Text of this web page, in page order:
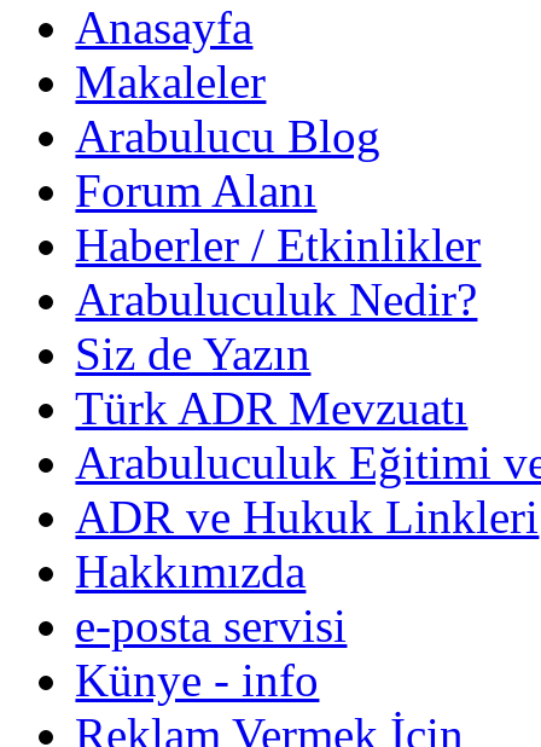
Anasayfa
Makaleler
Arabulucu Blog
Forum Alanı
Haberler / Etkinlikler
Arabuluculuk Nedir?
Siz de Yazın
Türk ADR Mevzuatı
Arabuluculuk Eğitimi
ADR ve Hukuk Linkleri
Hakkımızda
e-posta servisi
Künye - info
Reklam Vermek İçin